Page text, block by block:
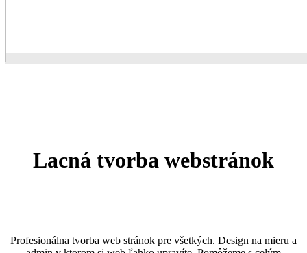
Lacná tvorba webstránok
Profesionálna tvorba web stránok pre všetkých. Design na mieru a